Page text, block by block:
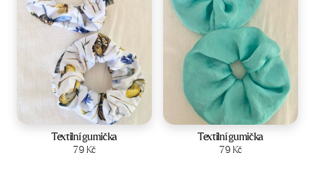
Textilní gumička
79Kč
Zobrazit produkt
Textilní gumička
79Kč
Zobrazit produkt